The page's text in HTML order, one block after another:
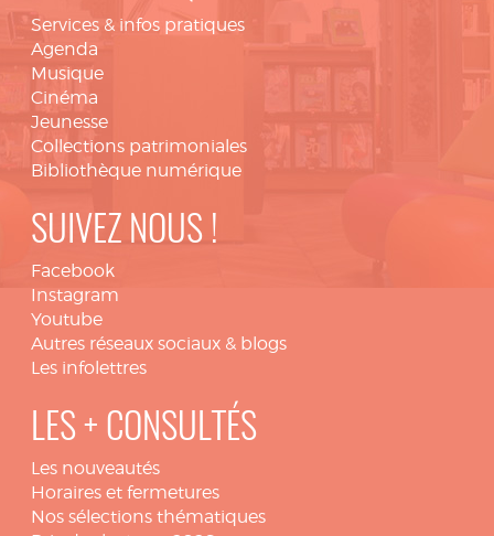
Services & infos pratiques
Agenda
Musique
Cinéma
Jeunesse
Collections patrimoniales
Bibliothèque numérique
SUIVEZ NOUS !
Facebook
Instagram
Youtube
Autres réseaux sociaux & blogs
Les infolettres
LES + CONSULTÉS
Les nouveautés
Horaires et fermetures
Nos sélections thématiques